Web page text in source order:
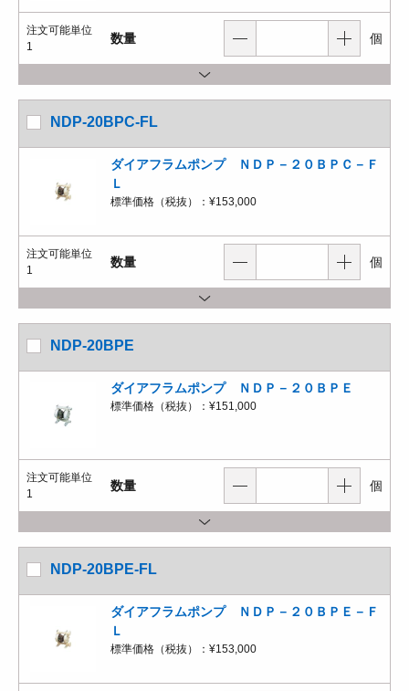
注文可能単位
1
数量 個
NDP-20BPC-FL
ダイアフラムポンプ ＮＤＰ－２０ＢＰＣ－Ｆ
Ｌ
標準価格（税抜）： ¥153,000
注文可能単位
1
数量 個
NDP-20BPE
ダイアフラムポンプ ＮＤＰ－２０ＢＰＥ
標準価格（税抜）： ¥151,000
注文可能単位
1
数量 個
NDP-20BPE-FL
ダイアフラムポンプ ＮＤＰ－２０ＢＰＥ－Ｆ
Ｌ
標準価格（税抜）： ¥153,000